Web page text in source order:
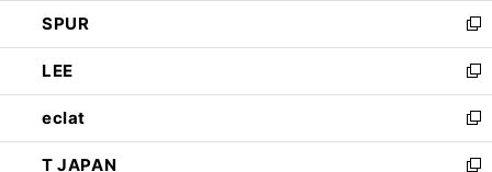
で
開
く
ド
ウ
で
開
く
ィ
ン
ド
ウ
で
開
く
し
い
ウ
ィ
ン
ド
ウ
で
SPUR
新
し
い
ウ
ィ
ン
ド
LEE
新
し
い
ウ
ィ
eclat
新
し
T JAPAN